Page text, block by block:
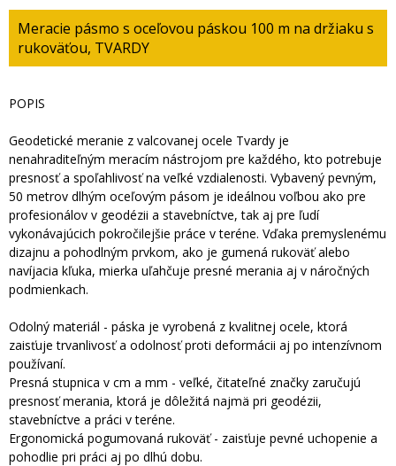
Meracie pásmo s oceľovou páskou 100 m na držiaku s
rukoväťou, TVARDY
POPIS
Geodetické meranie z valcovanej ocele Tvardy je
nenahraditeľným meracím nástrojom pre každého, kto potrebuje
presnosť a spoľahlivosť na veľké vzdialenosti. Vybavený pevným,
50 metrov dlhým oceľovým pásom je ideálnou voľbou ako pre
profesionálov v geodézii a stavebníctve, tak aj pre ľudí
vykonávajúcich pokročilejšie práce v teréne. Vďaka premyslenému
dizajnu a pohodlným prvkom, ako je gumená rukoväť alebo
navíjacia kľuka, mierka uľahčuje presné merania aj v náročných
podmienkach.
Odolný materiál - páska je vyrobená z kvalitnej ocele, ktorá
zaisťuje trvanlivosť a odolnosť proti deformácii aj po intenzívnom
používaní.
Presná stupnica v cm a mm - veľké, čitateľné značky zaručujú
presnosť merania, ktorá je dôležitá najmä pri geodézii,
stavebníctve a práci v teréne.
Ergonomická pogumovaná rukoväť - zaisťuje pevné uchopenie a
pohodlie pri práci aj po dlhú dobu.